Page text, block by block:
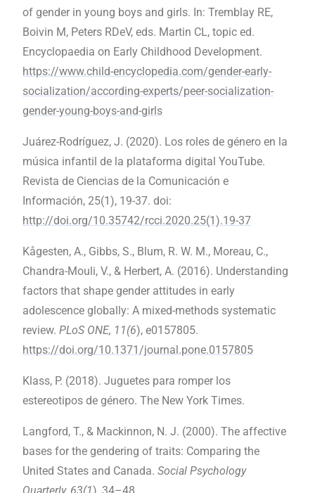
of gender in young boys and girls. In: Tremblay RE,
Boivin M, Peters RDeV, eds. Martin CL, topic ed.
Encyclopaedia on Early Childhood Development.
https://www.child-encyclopedia.com/gender-early-
socialization/according-experts/peer-socialization-
gender-young-boys-and-girls
Juárez-Rodríguez, J. (2020). Los roles de género en la
música infantil de la plataforma digital YouTube.
Revista de Ciencias de la Comunicación e
Información, 25(1), 19-37. doi:
http://doi.org/10.35742/rcci.2020.25(1).19-37
Kågesten, A., Gibbs, S., Blum, R. W. M., Moreau, C.,
Chandra-Mouli, V., & Herbert, A. (2016). Understanding
factors that shape gender attitudes in early
adolescence globally: A mixed-methods systematic
review. PLoS ONE, 11(6), e0157805.
https://doi.org/10.1371/journal.pone.0157805
Klass, P. (2018). Juguetes para romper los
estereotipos de género. The New York Times.
Langford, T., & Mackinnon, N. J. (2000). The affective
bases for the gendering of traits: Comparing the
United States and Canada. Social Psychology
Quarterly, 63(1), 34–48.